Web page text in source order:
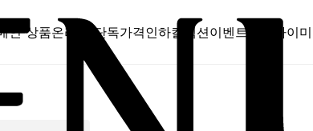
인 상품온라인 단독가격인하컬렉션이벤트 스캔바이미